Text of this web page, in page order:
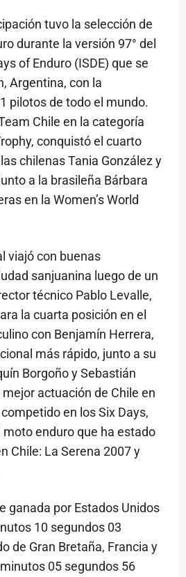
tuvo la selección de
durante la versión 97° del
of Enduro (ISDE) que se
Argentina, con la
pilotos de todo el mundo.
Chile en la categoría
conquistó el cuarto
chilenas Tania González y
a la brasileña Bárbara
en la Women’s World
viajó con buenas
sanjuanina luego de un
técnico Pablo Levalle,
la cuarta posición en el
con Benjamín Herrera,
más rápido, junto a su
Borgoño y Sebastián
actuación de Chile en
en los Six Days,
enduro que ha estado
Chile: La Serena 2007 y
ganada por Estados Unidos
10 segundos 03
de Gran Bretaña, Francia y
05 segundos 56